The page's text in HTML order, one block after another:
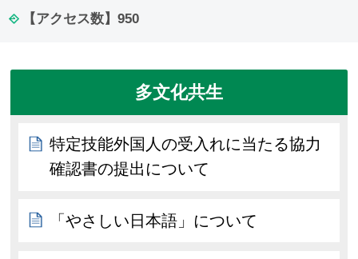
【アクセス数】 950
多文化共生
特定技能外国人の受入れに当たる協力
確認書の提出について
「やさしい日本語」について